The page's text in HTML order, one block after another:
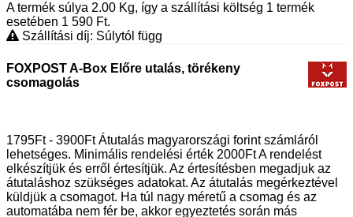
A termék súlya 2.00 Kg, így a szállítási költség 1 termék
esetében 1 590 Ft.
Szállítási díj: Súlytól függ
FOXPOST A-Box Előre utalás, törékeny
csomagolás
1795Ft - 3900Ft Átutalás magyarországi forint számláról
lehetséges. Minimális rendelési érték 2000Ft A rendelést
elkészítjük és erről értesítjük. Az értesítésben megadjuk az
átutaláshoz szükséges adatokat. Az átutalás megérkeztével
küldjük a csomagot. Ha túl nagy méretű a csomag és az
automatába nem fér be, akkor egyeztetés során más